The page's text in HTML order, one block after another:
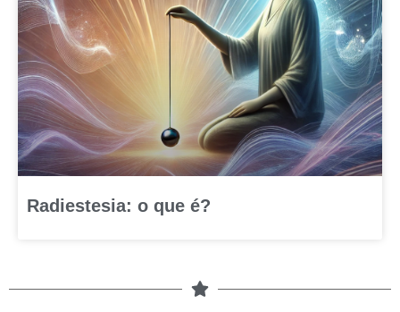
Radiestesia: o que é?